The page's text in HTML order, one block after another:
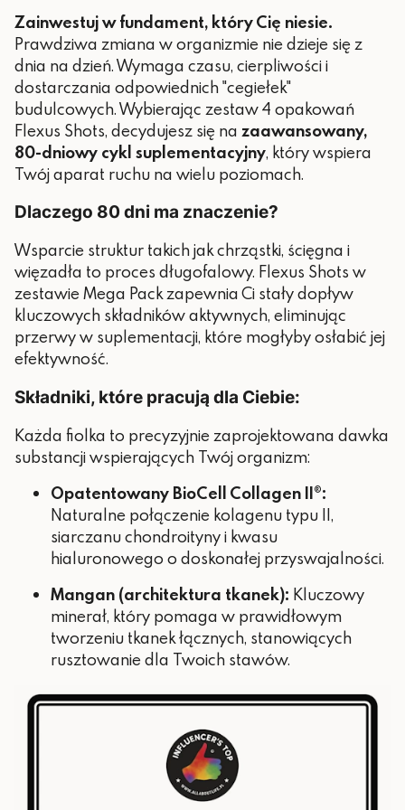
Zainwestuj w fundament, który Cię niesie.
Prawdziwa zmiana w organizmie nie dzieje się z
dnia na dzień. Wymaga czasu, cierpliwości i
dostarczania odpowiednich "cegiełek"
budulcowych. Wybierając zestaw 4 opakowań
Flexus Shots, decydujesz się na zaawansowany,
80-dniowy cykl suplementacyjny, który wspiera
Twój aparat ruchu na wielu poziomach.
Dlaczego 80 dni ma znaczenie?
Wsparcie struktur takich jak chrząstki, ścięgna i
więzadła to proces długofalowy. Flexus Shots w
zestawie Mega Pack zapewnia Ci stały dopływ
kluczowych składników aktywnych, eliminując
przerwy w suplementacji, które mogłyby osłabić jej
efektywność.
Składniki, które pracują dla Ciebie:
Każda fiolka to precyzyjnie zaprojektowana dawka
substancji wspierających Twój organizm:
Opatentowany BioCell Collagen II®:
Naturalne połączenie kolagenu typu II,
siarczanu chondroityny i kwasu
hialuronowego o doskonałej przyswajalności.
Mangan (architektura tkanek): Kluczowy
minerał, który pomaga w prawidłowym
tworzeniu tkanek łącznych, stanowiących
rusztowanie dla Twoich stawów.